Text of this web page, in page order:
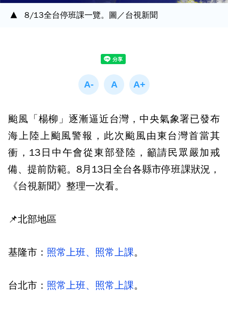
8/13全台停班課一覽。圖／台視新聞
颱風「楊柳」逐漸逼近台灣，中央氣象署已發布
海上陸上颱風警報，此次颱風由東台灣首當其
衝，13日中午會從東部登陸，籲請民眾嚴加戒
備、提前防範。8月13日全台各縣市停班課狀況，
《台視新聞》整理一次看。
📌北部地區
基隆市： 照常上班、照常上課。
台北市： 照常上班、照常上課。